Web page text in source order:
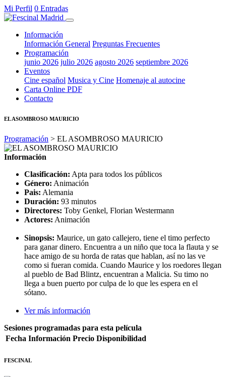
Mi Perfil 0 Entradas
Información
Información General Preguntas Frecuentes
Programación
junio 2026 julio 2026 agosto 2026 septiembre 2026
Eventos
Cine español Musica y Cine Homenaje al autocine
Carta Online PDF
Contacto
EL ASOMBROSO MAURICIO
Programación > EL ASOMBROSO MAURICIO
Información
Clasificación: Apta para todos los públicos
Género: Animación
Pais: Alemania
Duración: 93 minutos
Directores: Toby Genkel, Florian Westermann
Actores: Animación
Sinopsis: Maurice, un gato callejero, tiene el timo perfecto
para ganar dinero. Encuentra a un niño que toca la flauta y se
hace amigo de su horda de ratas que hablan, así no las ve
como si fueran comida. Cuando Maurice y los roedores llegan
al pueblo de Bad Blintz, encuentran a Malicia. Su timo no
llega a buen puerto por culpa de lo que les espera en el
sótano.
Ver más información
Sesiones programadas para esta película
Fecha Información Precio Disponibilidad
FESCINAL